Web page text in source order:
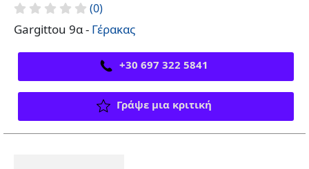
(0)
Gargittou 9α - Γέρακας
+30 697 322 5841
Γράψε μια κριτική